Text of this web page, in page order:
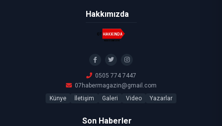
Hakkımızda
0505 774 7447
07habermagazin@gmail.com
Künye
İletişim Galeri Video Yazarlar
Son Haberler